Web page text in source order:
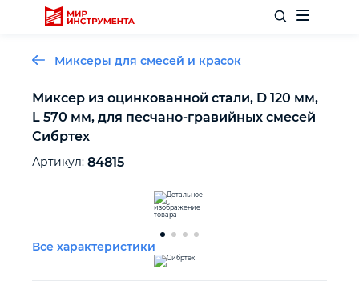
Отделочный инструмент
Слесарный инструмент
Столярный инструмент
Садовый инвентарь
Миксеры для смесей и красок
Миксер из оцинкованной стали, D 120 мм,
L 570 мм, для песчано-гравийных смесей
Сибртех
Артикул: 84815
Все характеристики